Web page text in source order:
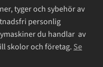
tyger och sybehör av
personlig
du handlar av
skolor och företag. Se